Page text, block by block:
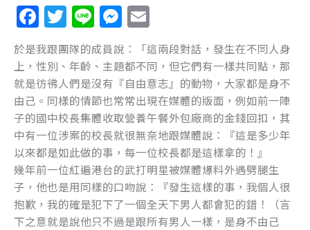
F
a
c
e
b
o
o
k
T
w
itt
er
Li
n
e
M
e
ss
e
n
g
er
m
ai
l
於是我跟團隊的成員說：「這兩段對話，發生在不同人身
上，性別、年齡、主題都不同，但它們有一樣共同點，那
就是彷彿人們是沒有『自由意志』的動物，大家都是身不
由己。同樣的情節也常常出現在媒體的版面，例如前一陣
子的國中校長集體收取營養午餐外包廠商的金錢回扣，其
中有一位涉案的校長就很無奈地跟媒體說：『這是多少年
以來都是如此做的事，每一位校長都是這樣拿的！』
幾年前一位紅遍港台的武打明星被媒體爆料外遇劈腿生
子，他也是用同樣的口吻說：『發生這樣的事，我個人很
抱歉，我的確是犯下了一個全天下男人都會犯的錯！（言
下之意就是說他只不過是跟所有男人一樣，是身不由己